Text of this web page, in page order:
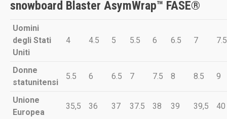
snowboard Blaster AsymWrap™ FASE®
Uomini
degli Stati
Uniti
4 4.5 5 5.5 6 6.5 7 7.5
Donne
statunitensi
5.5 6 6.5 7 7.5 8 8.5 9
Unione
Europea
35,5 36 37 37.5 38 39 39,5 40